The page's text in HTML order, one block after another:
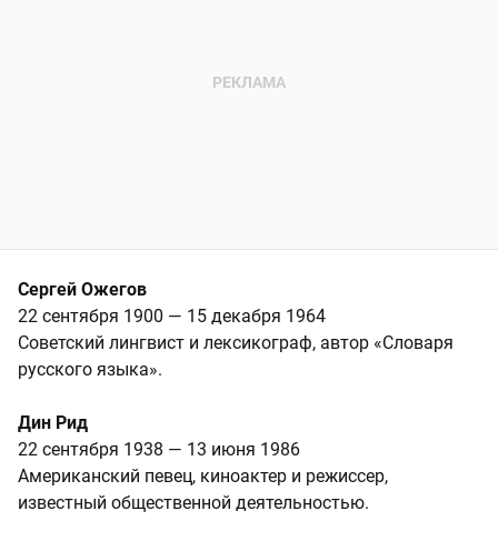
Сергей Ожегов
22 сентября 1900 — 15 декабря 1964
Советский лингвист и лексикограф, автор «Словаря
русского языка».
Дин Рид
22 сентября 1938 — 13 июня 1986
Американский певец, киноактер и режиссер,
известный общественной деятельностью.